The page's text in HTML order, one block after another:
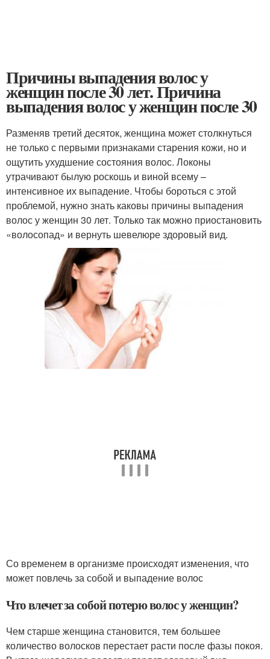
Причины выпадения волос у
женщин после 30 лет. Причина
выпадения волос у женщин после 30
Разменяв третий десяток, женщина может столкнуться
не только с первыми признаками старения кожи, но и
ощутить ухудшение состояния волос. Локоны
утрачивают былую роскошь и виной всему –
интенсивное их выпадение. Чтобы бороться с этой
проблемой, нужно знать каковы причины выпадения
волос у женщин 30 лет. Только так можно приостановить
«волосопад» и вернуть шевелюре здоровый вид.
Со временем в организме происходят изменения, что
может повлечь за собой и выпадение волос
Что влечет за собой потерю волос у женщин?
Чем старше женщина становится, тем большее
количество волосков перестает расти после фазы покоя.